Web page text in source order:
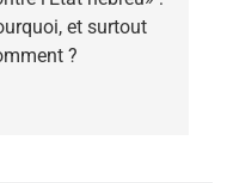
et surtout
?